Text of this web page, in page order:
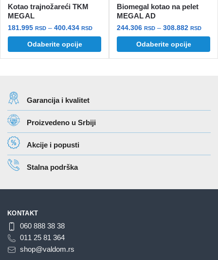
Kotao trajnožareći TKM
MEGAL
181.995 RSD – 400.434 RSDRaspon
cena:
181.995 rsd
Odaberite opcije
varijanti.
Opcije
mogu
biti
izabrane
na
stranici
proizvoda.
Biomegal kotao na pelet
MEGAL AD
244.306 RSD – 308.882 RSD
cena:
Odaberite opcije
Garancija i kvalitet
Proizvedeno u Srbiji
Akcije i popusti
Stalna podrška
KONTAKT
060 888 38 38
011 25 81 364
shop@valdom.rs